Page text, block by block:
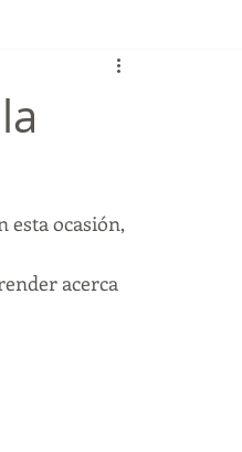
esta ocasión,
acerca